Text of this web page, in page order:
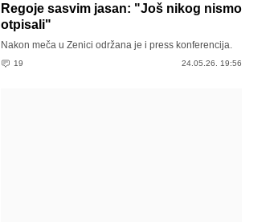
Regoje sasvim jasan: "Još nikog nismo
otpisali"
Nakon meča u Zenici održana je i press konferencija.
19 24.05.26. 19:56